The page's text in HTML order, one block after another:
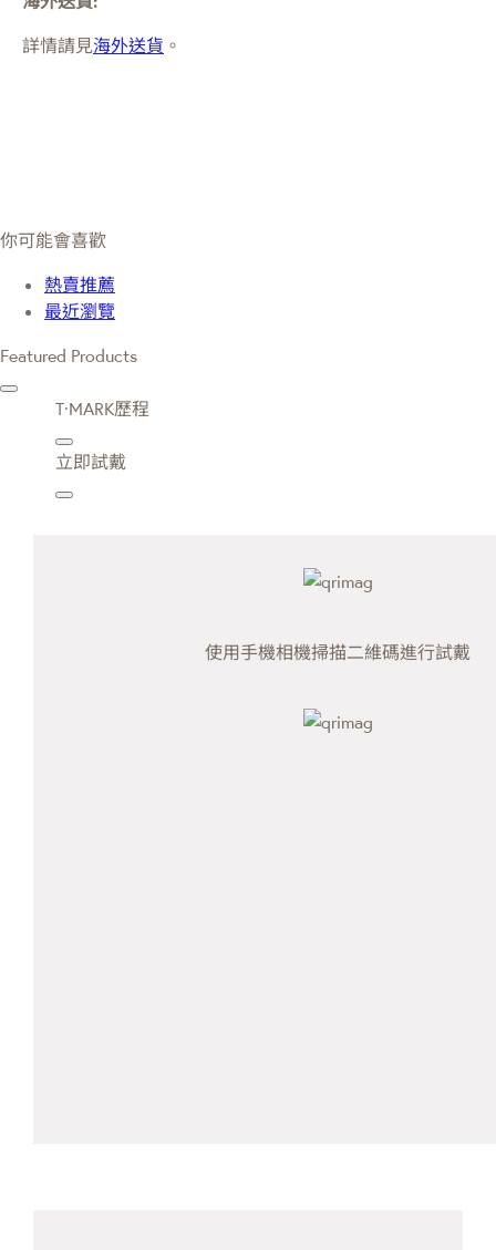
詳情請見海外送貨 。
你可能會喜歡
熱賣推薦
最近瀏覽
Featured Products
T·MARK歷程
立即試戴
使用手機相機掃描二維碼進行試戴